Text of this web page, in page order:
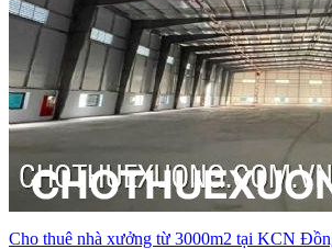
Cho thuê nhà xưởng từ 3000m2 tại KCN